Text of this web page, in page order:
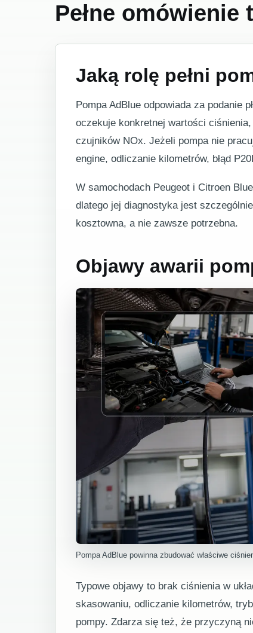
Pełne omówienie
Jaką rolę pełni
Pompa AdBlue odpowiada za podanie
oczekuje konkretnej wartości
czujników NOx. Jeżeli pompa nie
engine, odliczanie kilometrów, błąd
W samochodach Peugeot i Citroen
dlatego jej diagnostyka jest
kosztowna, a nie zawsze potrzebna.
Objawy awarii
Pompa AdBlue powinna zbudować właściwe
Typowe objawy to brak ciśnienia w
skasowaniu, odliczanie kilometrów,
pompy. Zdarza się też, że przyczyną